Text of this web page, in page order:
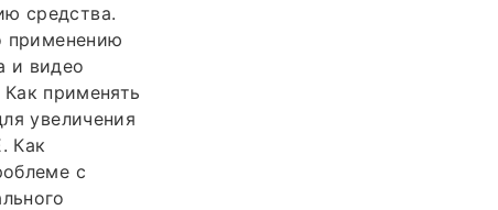
средства.
применению
и видео
применять
увеличения
Как
с